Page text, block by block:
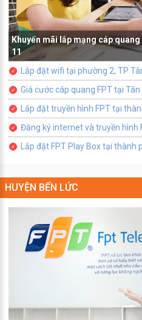
Khuyến mãi lắp mạng cáp
11
Lắp đặt wifi tại phường 2, TP
Giá cước cáp quang FPT tại
Lắp đặt truyền hình FPT tại
Đăng ký internet và truyền hình
Lắp đặt FPT Play Box tại thành
HUYỆN BẾN LỨC